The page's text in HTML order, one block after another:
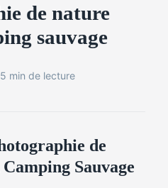
de nature
sauvage
5 min de lecture
de
Sauvage